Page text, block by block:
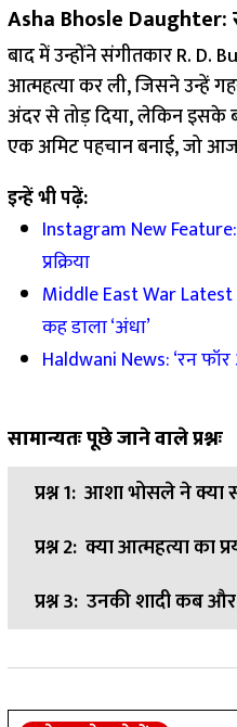
Asha Bhosle Daughter:
बाद में उन्होंने संगीतकार R. D.
आत्महत्या कर ली, जिसने उन्हें
अंदर से तोड़ दिया, लेकिन इसके
एक अमिट पहचान बनाई, जो आज
इन्हें भी पढ़ें:
Instagram New
प्रक्रिया
Middle East War Latest
कह डाला ‘अंधा’
Haldwani News: ‘रन फॉर
सामान्यतः पूछे जाने वाले प्रश्नः
प्रश्न 1: आशा भोसले ने क्या
उत्तर:मानसिक तनाव और
प्रश्न 2: क्या आत्महत्या का
उत्तर:बचपन से संघर्षों से भरा
प्रश्न 3: उनकी शादी कब
उत्तर:16 साल में हुई शादी